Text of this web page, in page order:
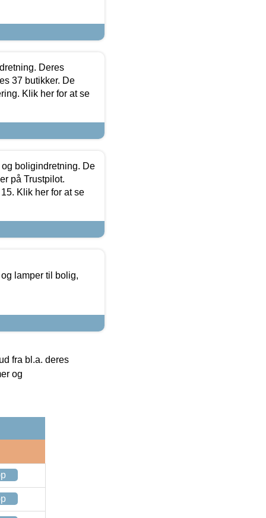
Deres
37 butikker. De
Klik her for at se
boligindretning. De
på Trustpilot.
Klik her for at se
lamper til bolig,
fra bl.a. deres
og